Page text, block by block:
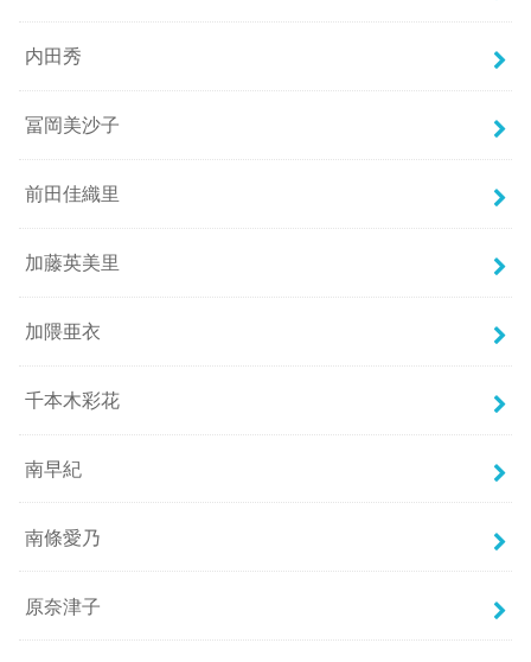
内田秀
冨岡美沙子
前田佳織里
加藤英美里
加隈亜衣
千本木彩花
南早紀
南條愛乃
原奈津子